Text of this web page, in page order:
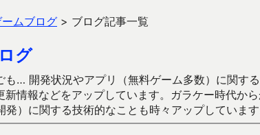
ムブログ > ブログ記事一覧
グ
も… 開発状況やアプリ（無料ゲーム多数）に関
新情報などをアップしています。ガラケー時代
）に関する技術的なことも時々アップしています